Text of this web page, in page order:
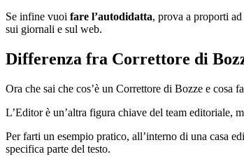
Se infine vuoi fare l’autodidatta, prova a proporti
sui giornali e sul web.
Differenza fra Correttore di
Ora che sai che cos’è un Correttore di Bozze e cosa
L’Editor è un’altra figura chiave del team editoriale,
Per farti un esempio pratico, all’interno di una casa
specifica parte del testo.